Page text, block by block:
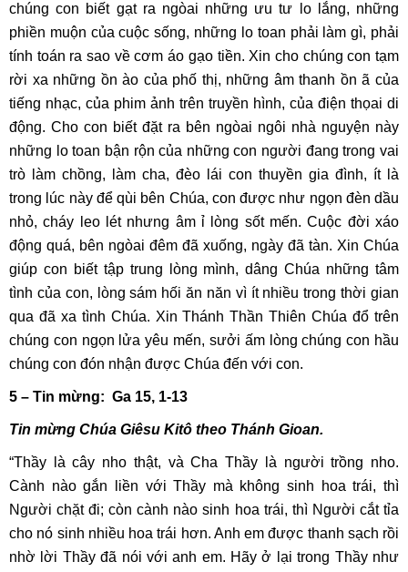
chúng con biết gạt ra ngòai những ưu tư lo lắng, những
phiền muộn của cuộc sống, những lo toan phải làm gì, phải
tính toán ra sao về cơm áo gạo tiền. Xin cho chúng con tạm
rời xa những ồn ào của phố thị, những âm thanh ồn ã của
tiếng nhạc, của phim ảnh trên truyền hình, của điện thọai di
động. Cho con biết đặt ra bên ngòai ngôi nhà nguyện này
những lo toan bận rộn của những con người đang trong vai
trò làm chồng, làm cha, đèo lái con thuyền gia đình, ít là
trong lúc này để qùi bên Chúa, con được như ngọn đèn dầu
nhỏ, cháy leo lét nhưng âm ỉ lòng sốt mến. Cuộc đời xáo
động quá, bên ngòai đêm đã xuống, ngày đã tàn. Xin Chúa
giúp con biết tập trung lòng mình, dâng Chúa những tâm
tình của con, lòng sám hối ăn năn vì ít nhiều trong thời gian
qua đã xa tình Chúa. Xin Thánh Thần Thiên Chúa đổ trên
chúng con ngọn lửa yêu mến, sưởi ấm lòng chúng con hầu
chúng con đón nhận được Chúa đến với con.
5 – Tin mừng: Ga 15, 1-13
Tin mừng Chúa Giêsu Kitô theo Thánh Gioan.
“Thầy là cây nho thật, và Cha Thầy là người trồng nho.
Cành nào gắn liền với Thầy mà không sinh hoa trái, thì
Người chặt đi; còn cành nào sinh hoa trái, thì Người cắt tỉa
cho nó sinh nhiều hoa trái hơn. Anh em được thanh sạch rồi
nhờ lời Thầy đã nói với anh em. Hãy ở lại trong Thầy như